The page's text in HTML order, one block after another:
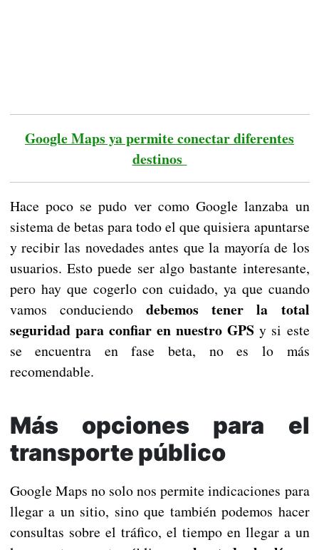
Google Maps ya permite conectar diferentes
destinos
Hace poco se pudo ver como Google lanzaba un
sistema de betas para todo el que quisiera apuntarse
y recibir las novedades antes que la mayoría de los
usuarios. Esto puede ser algo bastante interesante,
pero hay que cogerlo con cuidado, ya que cuando
vamos conduciendo debemos tener la total
seguridad para confiar en nuestro GPS y si este
se encuentra en fase beta, no es lo más
recomendable.
Más opciones para el
transporte público
Google Maps no solo nos permite indicaciones para
llegar a un sitio, sino que también podemos hacer
consultas sobre el tráfico, el tiempo en llegar a un